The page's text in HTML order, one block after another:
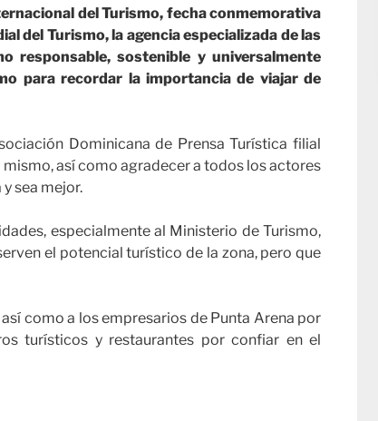
del Turismo, fecha conmemorativa
del Turismo, la agencia especializada de las
responsable, sostenible y universalmente
para recordar la importancia de viajar de
Dominicana de Prensa Turística filial
así como agradecer a todos los actores
sea mejor.
especialmente al Ministerio de Turismo,
el potencial turístico de la zona, pero que
como a los empresarios de Punta Arena por
turísticos y restaurantes por confiar en el